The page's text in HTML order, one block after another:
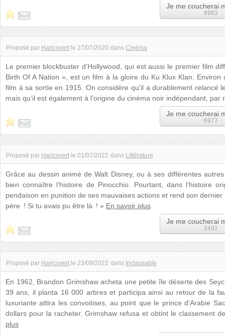
Je me coucherai
8983
Proposé par Haricovert le 27/07/2020 dans Cinéma
Le premier blockbuster d’Hollywood, qui est aussi le premier film
Birth Of A Nation », est un film à la gloire du Ku Klux Klan.
film à sa sortie en 1915. On considère qu'il a durablement relancé
mais qu’il est également à l’origine du cinéma noir indépendant, par
Je me coucherai
6977
Proposé par Haricovert le 01/07/2022 dans Littérature
Grâce au dessin animé de Walt Disney, ou à ses différentes
bien connaître l’histoire de Pinocchio. Pourtant, dans l’histoire
pendaison en punition de ses mauvaises actions et rend son
père ! Si tu avais pu être là ! » En savoir plus
Je me coucherai
3492
Proposé par Haricovert le 23/09/2022 dans Inclassable
En 1962, Brandon Grimshaw acheta une petite île déserte des
39 ans, il planta 16 000 arbres et participa ainsi au retour de la
luxuriante attira les convoitises, au point que le prince d’Arabie
dollars pour la racheter. Grimshaw refusa et obtint le classement
plus